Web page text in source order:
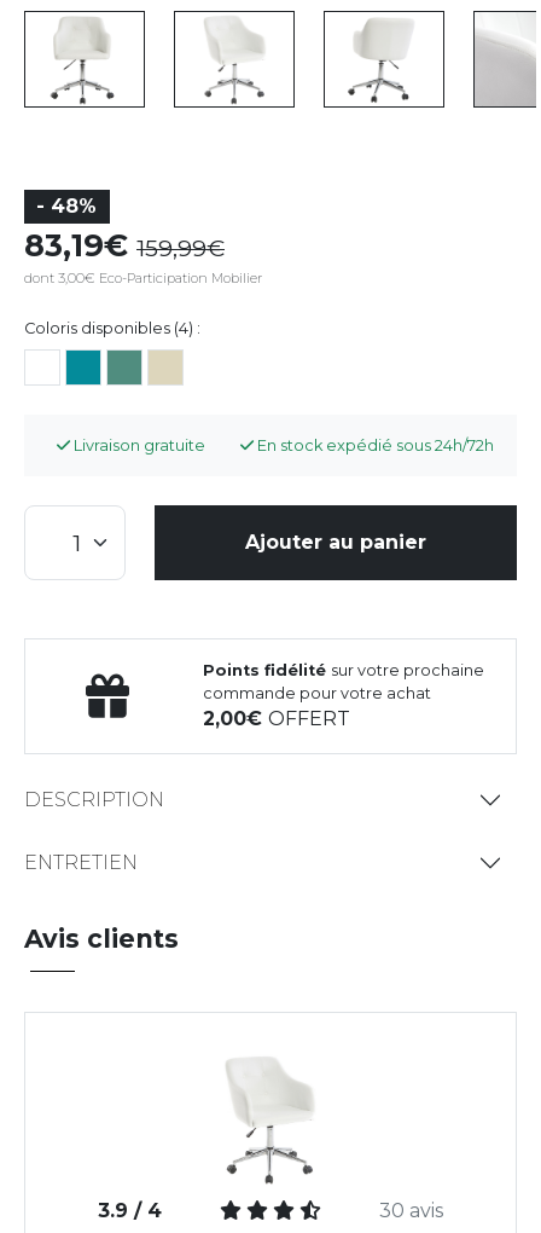
- 48%
83,19 159,99
dont 3,00€ Eco-Participation Mobilier
Coloris disponibles (4) :
Livraison gratuite En stock expédié sous 24h/72h
Ajouter au panier
Points fidélité sur votre prochaine
commande pour votre achat
2,00OFFERT
DESCRIPTION
ENTRETIEN
Avis clients
3.9 / 4 30 avis